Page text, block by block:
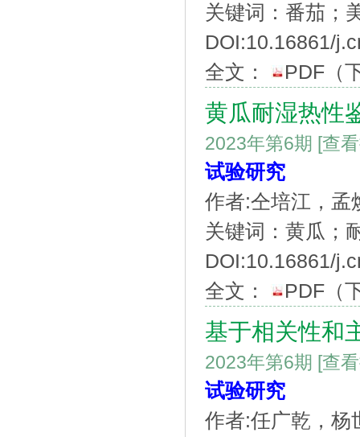
关键词：番茄；
DOI:10.16861/
全文：
PDF （
黄瓜耐湿热性
2023年第6期 [查
试验研究
作者:仝培江，孟
关键词：黄瓜；
DOI:10.16861/
全文：
PDF （
基于相关性和
2023年第6期 [查
试验研究
作者:任广乾，杨